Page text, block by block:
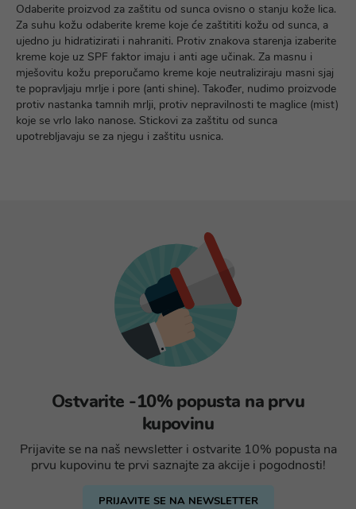
Odaberite proizvod za zaštitu od sunca ovisno o stanju kože lica.
Za suhu kožu odaberite kreme koje će zaštititi kožu od sunca, a
ujedno ju hidratizirati i nahraniti. Protiv znakova starenja izaberite
kreme koje uz SPF faktor imaju i anti age učinak. Za masnu i
mješovitu kožu preporučamo kreme koje neutraliziraju masni sjaj
te popravljaju mrlje i pore (anti shine). Također, nudimo proizvode
protiv nastanka tamnih mrlji, protiv nepravilnosti te maglice (mist)
koje se vrlo lako nanose. Stickovi za zaštitu od sunca
upotrebljavaju se za njegu i zaštitu usnica.
Ostvarite -10% popusta na prvu
kupovinu
Prijavite se na naš newsletter i ostvarite 10% popusta na
prvu kupovinu te prvi saznajte za akcije i pogodnosti!
PRIJAVITE SE NA NEWSLETTER